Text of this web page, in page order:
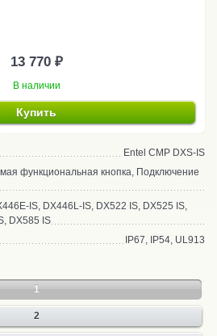
13 770 ₽
В наличии
Купить
Entel CMP DXS-IS
функциональная кнопка, Подключение
IS, DX446L-IS, DX522 IS, DX525 IS,
DX585 IS
IP67, IP54, UL913
1
2